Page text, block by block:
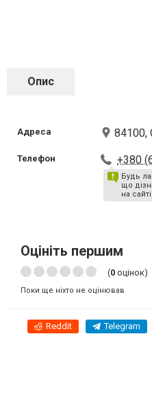
Опис
Адреса 84100,
Телефон +380
Будь
що
на
Оцініть першим
(0 оцінок)
Поки ще ніхто не оцінював
Reddit Telegram